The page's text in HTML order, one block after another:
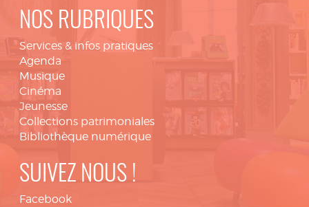
NOS RUBRIQUES
Services & infos pratiques
Agenda
Musique
Cinéma
Jeunesse
Collections patrimoniales
Bibliothèque numérique
SUIVEZ NOUS !
Facebook